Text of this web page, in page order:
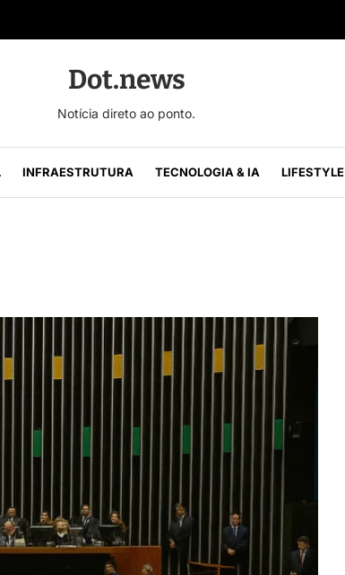
Dot.news
Notícia direto ao ponto.
INFRAESTRUTURA TECNOLOGIA & IA LIFESTYLE